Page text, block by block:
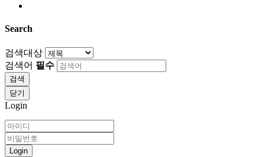
Search
검색대상
검색어 필수
검색
닫기
Login
Login